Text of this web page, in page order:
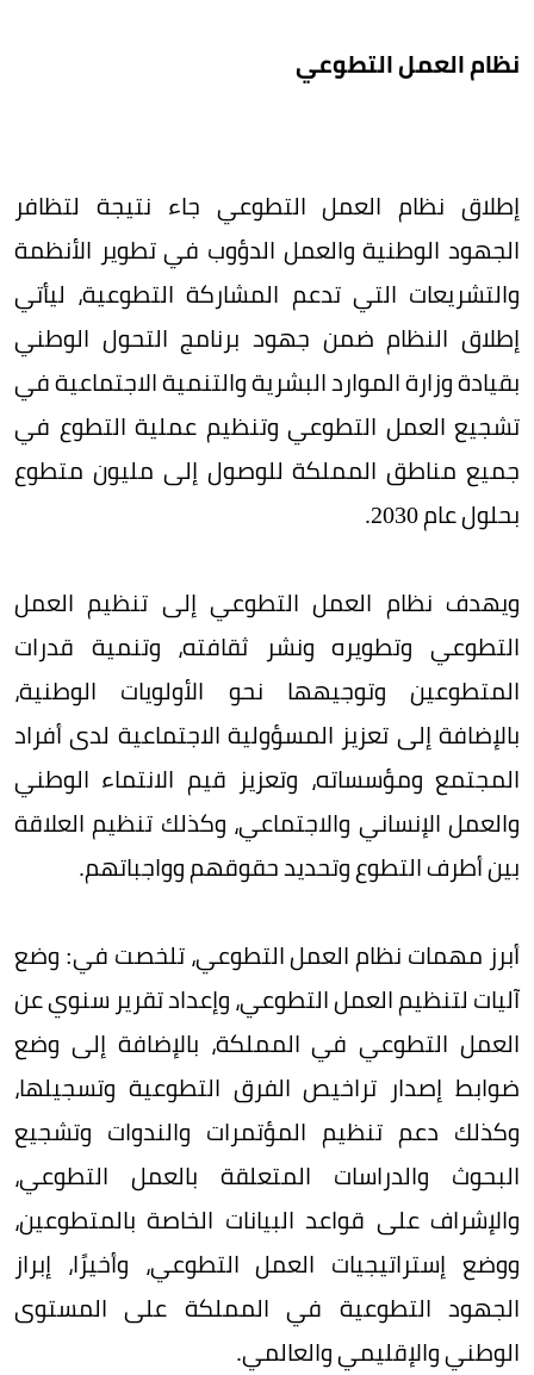
نظام العمل التطوعي
إطلاق نظام العمل التطوعي جاء نتيجة لتظافر
الجهود الوطنية والعمل الدؤوب في تطوير الأنظمة
والتشريعات التي تدعم المشاركة التطوعية، ليأتي
إطلاق النظام ضمن جهود برنامج التحول الوطني
بقيادة وزارة الموارد البشرية والتنمية الاجتماعية في
تشجيع العمل التطوعي وتنظيم عملية التطوع في
جميع مناطق المملكة للوصول إلى مليون متطوع
بحلول عام 2030.
ويهدف نظام العمل التطوعي إلى تنظيم العمل
التطوعي وتطويره ونشر ثقافته، وتنمية قدرات
المتطوعين وتوجيهها نحو الأولويات الوطنية،
بالإضافة إلى تعزيز المسؤولية الاجتماعية لدى أفراد
المجتمع ومؤسساته، وتعزيز قيم الانتماء الوطني
والعمل الإنساني والاجتماعي، وكذلك تنظيم العلاقة
بين أطرف التطوع وتحديد حقوقهم وواجباتهم.
أبرز مهمات نظام العمل التطوعي، تلخصت في: وضع
آليات لتنظيم العمل التطوعي، وإعداد تقرير سنوي عن
العمل التطوعي في المملكة، بالإضافة إلى وضع
ضوابط إصدار تراخيص الفرق التطوعية وتسجيلها،
وكذلك دعم تنظيم المؤتمرات والندوات وتشجيع
البحوث والدراسات المتعلقة بالعمل التطوعي،
والإشراف على قواعد البيانات الخاصة بالمتطوعين،
ووضع إستراتيجيات العمل التطوعي، وأخيرًا، إبراز
الجهود التطوعية في المملكة على المستوى
الوطني والإقليمي والعالمي.